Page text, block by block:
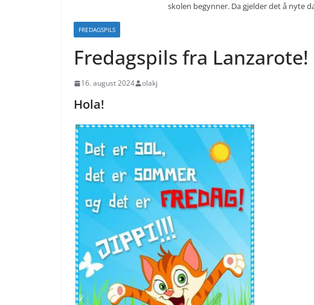
skolen begynner. Da gjelder det å nyte
FREDAGSPILS
Fredagspils fra
16. august 2024 olakj
Hola!